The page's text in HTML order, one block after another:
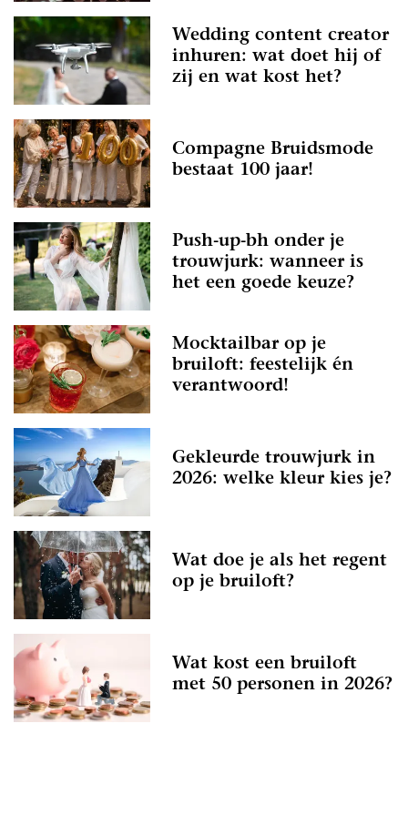
Wedding content creator
inhuren: wat doet hij of
zij en wat kost het?
Compagne Bruidsmode
bestaat 100 jaar!
Push-up-bh onder je
trouwjurk: wanneer is
het een goede keuze?
Mocktailbar op je
bruiloft: feestelijk én
verantwoord!
Gekleurde trouwjurk in
2026: welke kleur kies je?
Wat doe je als het regent
op je bruiloft?
Wat kost een bruiloft
met 50 personen in 2026?